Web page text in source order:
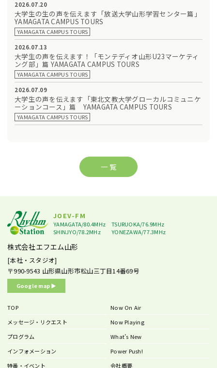
2026.07.20
大学生の生の声を伝えます「放送大学山形学習センター篇」
YAMAGATA CAMPUS TOURS
YAMAGATA CAMPUS TOURS
2026.07.13
大学生の声を伝えます！「モンテディオ山形U23マーケティ
ング部」篇 YAMAGATA CAMPUS TOURS
YAMAGATA CAMPUS TOURS
2026.07.09
大学生の声を伝えます「東北文教大学グローカルコミュニケ
ーションコース」篇 YAMAGATA CAMPUS TOURS
YAMAGATA CAMPUS TOURS
一 覧
JOEV-FM
YAMAGATA/80.4MHz
TSURUOKA/76.9MHz
SHINJYO/78.2MHz
YONEZAWA/77.3MHz
株式会社エフエム山形
[本社・スタジオ]
〒990-9543 山形県山形市松山三丁目14番69号
Google map ▶︎
TOP
メッセージ・リクエスト
プログラム
インフォメーション
特番・イベント
Now On Air
Now Playing
What’s New
Power Push!
会社概要